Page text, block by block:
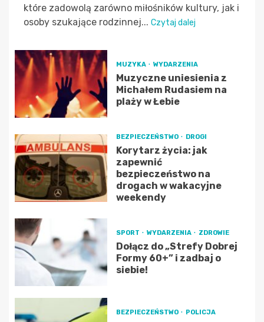
które zadowolą zarówno miłośników kultury, jak i
osoby szukające rodzinnej... Czytaj dalej
MUZYKA WYDARZENIA
Muzyczne uniesienia z
Michałem Rudasiem na
plaży w Łebie
BEZPIECZEŃSTWO DROGI
Korytarz życia: jak
zapewnić
bezpieczeństwo na
drogach w wakacyjne
weekendy
SPORT WYDARZENIA ZDROWIE
Dołącz do „Strefy Dobrej
Formy 60+” i zadbaj o
siebie!
BEZPIECZEŃSTWO POLICJA